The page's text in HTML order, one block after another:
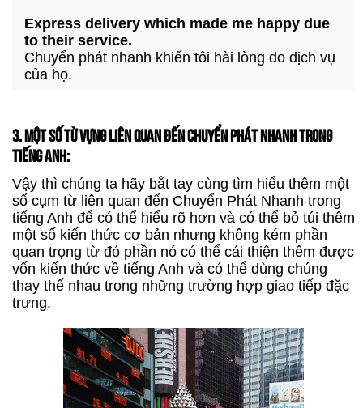
Express delivery which made me happy due
to their service.
Chuyển phát nhanh khiến tôi hài lòng do dịch vụ
của họ.
3. MỘT SỐ TỪ VỰNG LIÊN QUAN ĐẾN CHUYỂN PHÁT NHANH TRONG
TIẾNG ANH:
Vậy thì chúng ta hãy bắt tay cùng tìm hiểu thêm một
số cụm từ liên quan đến Chuyển Phát Nhanh trong
tiếng Anh để có thể hiểu rõ hơn và có thể bỏ túi thêm
một số kiến thức cơ bản nhưng không kém phần
quan trọng từ đó phần nó có thể cái thiện thêm được
vốn kiến thức về tiếng Anh và có thể dùng chúng
thay thế nhau trong những trường hợp giao tiếp đặc
trưng.